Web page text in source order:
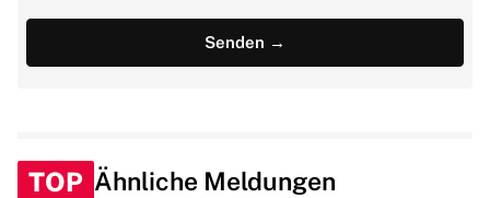
TOP Ähnliche Meldungen